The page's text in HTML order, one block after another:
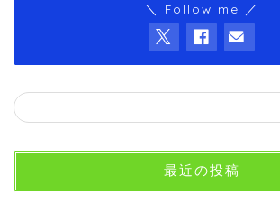
＼ Follow me ／
最近の投稿